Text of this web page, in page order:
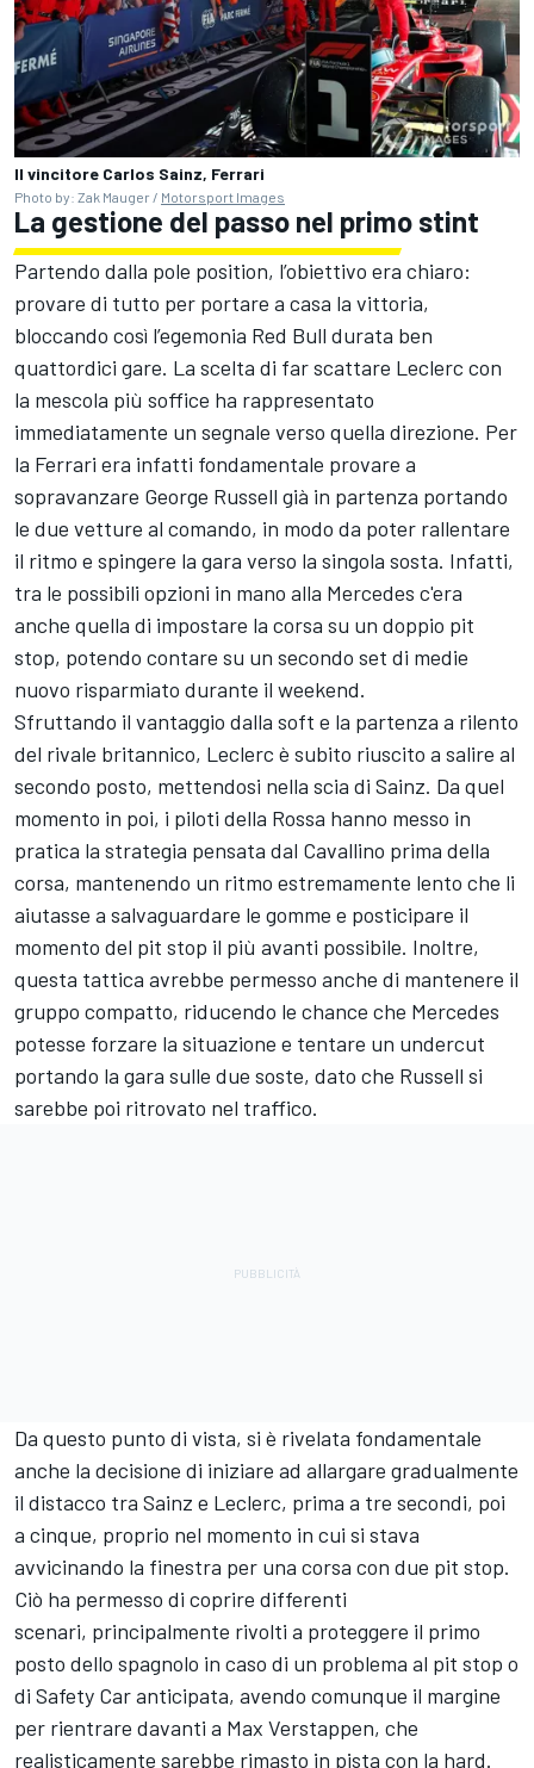
Il vincitore Carlos Sainz, Ferrari
Photo by: Zak Mauger / Motorsport Images
La gestione del passo nel primo stint
Partendo dalla pole position, l’obiettivo era chiaro:
provare di tutto per portare a casa la vittoria,
bloccando così l’egemonia Red Bull durata ben
quattordici gare. La scelta di far scattare Leclerc con
la mescola più soffice ha rappresentato
immediatamente un segnale verso quella direzione. Per
la Ferrari era infatti fondamentale provare a
sopravanzare George Russell già in partenza portando
le due vetture al comando, in modo da poter rallentare
il ritmo e spingere la gara verso la singola sosta. Infatti,
tra le possibili opzioni in mano alla Mercedes c'era
anche quella di impostare la corsa su un doppio pit
stop, potendo contare su un secondo set di medie
nuovo risparmiato durante il weekend.
Sfruttando il vantaggio dalla soft e la partenza a rilento
del rivale britannico, Leclerc è subito riuscito a salire al
secondo posto, mettendosi nella scia di Sainz. Da quel
momento in poi, i piloti della Rossa hanno messo in
pratica la strategia pensata dal Cavallino prima della
corsa, mantenendo un ritmo estremamente lento che li
aiutasse a salvaguardare le gomme e posticipare il
momento del pit stop il più avanti possibile. Inoltre,
questa tattica avrebbe permesso anche di mantenere il
gruppo compatto, riducendo le chance che Mercedes
potesse forzare la situazione e tentare un undercut
portando la gara sulle due soste, dato che Russell si
sarebbe poi ritrovato nel traffico.
Da questo punto di vista, si è rivelata fondamentale
anche la decisione di iniziare ad allargare gradualmente
il distacco tra Sainz e Leclerc, prima a tre secondi, poi
a cinque, proprio nel momento in cui si stava
avvicinando la finestra per una corsa con due pit stop.
Ciò ha permesso di coprire differenti
scenari, principalmente rivolti a proteggere il primo
posto dello spagnolo in caso di un problema al pit stop o
di Safety Car anticipata, avendo comunque il margine
per rientrare davanti a Max Verstappen, che
realisticamente sarebbe rimasto in pista con la hard.